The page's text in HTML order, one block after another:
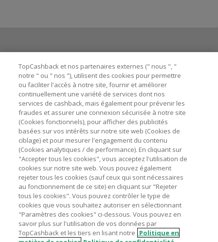
Besoin d'aide ?
Astuces pour économiser
A propos de
Contactez-nous
Mentions légales
Nos sites UK US CN JP DE AU
TopCashback et nos partenaires externes (" nous ", "
notre " ou " nos "), utilisent des cookies pour permettre
ou faciliter l'accès à notre site, fournir et améliorer
continuellement une variété de services dont nos
services de cashback, mais également pour prévenir les
fraudes et assurer une connexion sécurisée à notre site
(Cookies fonctionnels), pour afficher des publicités
basées sur vos intérêts sur notre site web (Cookies de
ciblage) et pour mesurer l'engagement du contenu
(Cookies analytiques / de performance). En cliquant sur
"Accepter tous les cookies", vous acceptez l'utilisation de
cookies sur notre site web. Vous pouvez également
rejeter tous les cookies (sauf ceux qui sont nécessaires
au fonctionnement de ce site) en cliquant sur "Rejeter
tous les cookies". Vous pouvez contrôler le type de
cookies que vous souhaitez autoriser en sélectionnant
"Paramètres des cookies" ci-dessous. Vous pouvez en
savoir plus sur l'utilisation de vos données par
TopCashback et les tiers en lisant notre Politique en